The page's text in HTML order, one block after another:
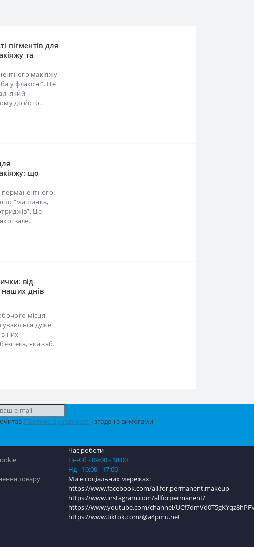
та
макіяжу
у флаконі”. Це
який вводиться
“машинка,
зале..
днів
місця
них —
Політика приватності і згоден з вимогами
товару
Час роботи
Пн-Сб - 09:00 - 18:00
Нд - 10:00 - 17:00
Ми в соціальних мережах: